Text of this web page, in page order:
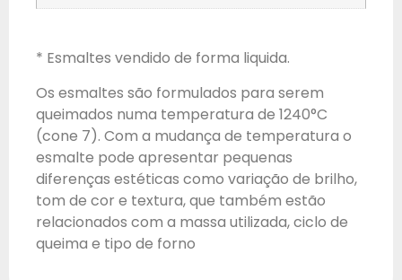
* Esmaltes vendido de forma liquida.
Os esmaltes são formulados para serem
queimados numa temperatura de 1240°C
(cone 7). Com a mudança de temperatura o
esmalte pode apresentar pequenas
diferenças estéticas como variação de brilho,
tom de cor e textura, que também estão
relacionados com a massa utilizada, ciclo de
queima e tipo de forno